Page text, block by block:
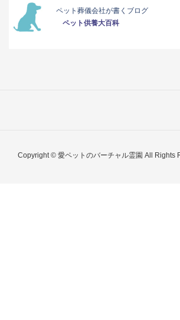
ペット葬儀会社が書くブログ
ペット供養大百科
Copyright © 愛ペットのバーチャル霊園 All Rights